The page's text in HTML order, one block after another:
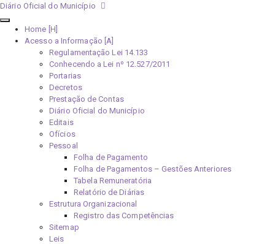
Diário Oficial do Município
Home [H]
Acesso a Informação [A]
Regulamentação Lei 14.133
Conhecendo a Lei nº 12.527/2011
Portarias
Decretos
Prestação de Contas
Diário Oficial do Município
Editais
Ofícios
Pessoal
Folha de Pagamento
Folha de Pagamentos – Gestões Anteriores
Tabela Remuneratória
Relatório de Diárias
Estrutura Organizacional
Registro das Competências
Sitemap
Leis